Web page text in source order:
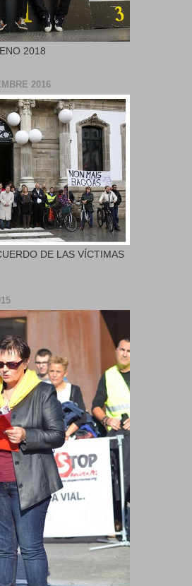
2018
2016
DE LAS VÍCTIMAS